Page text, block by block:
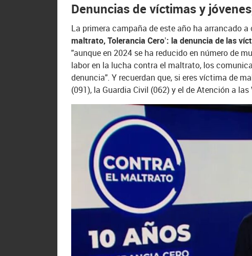
Denuncias de víctimas y
La primera campaña de este año ha arrancado
maltrato, Tolerancia Cero’: la denuncia de las
"aunque en 2024 se ha reducido en número de
labor en la lucha contra el maltrato, los
denuncia". Y recuerdan que, si eres víctima de
(091), la Guardia Civil (062) y el de Atención a
Otro de los grandes focos de atención en los
que se debe de formar la base de una
sentido, se incidirá en
el uso que hacen de las
tempranas, en un contexto en el que también
los comportamientos de sus hijas e hijos.
Asimismo, y centrándose este año en los
que ha contado con enorme repercusión en sus
70% de la población apoya un mayor control
años no considera que controlar el móvil o las
También para sensibilizar a este colectivo, y
las convocatorias a 200 centros y 10.000